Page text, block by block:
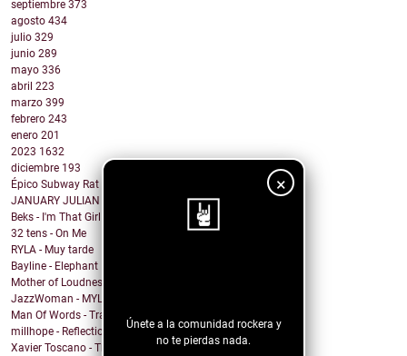
×
Únete a la comunidad rockera y
no te pierdas nada.
septiembre 373
agosto 434
julio 329
junio 289
mayo 336
abril 223
marzo 399
febrero 243
enero 201
2023 1632
diciembre 193
Épico Subway Rat nos regala una obra de arte para ...
JANUARY JULIAN - KIDS WITH GUNS
Beks - I'm That Girl
32 tens - On Me
RYLA - Muy tarde
Bayline - Elephant
Mother of Loudness - Not Yet But Soon
JazzWoman - MYLOVAH
Man Of Words - Translation Lost
millhope - Reflection
Xavier Toscano - The City Said